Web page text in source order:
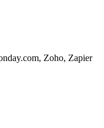
Zoho, Zapier